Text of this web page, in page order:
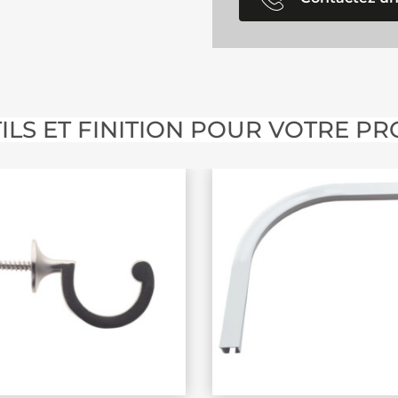
ET FINITION POUR VOTRE